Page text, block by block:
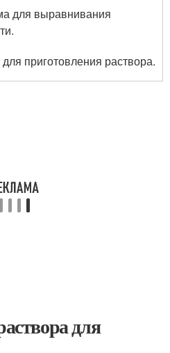
для выравнивания
приготовления раствора.
для